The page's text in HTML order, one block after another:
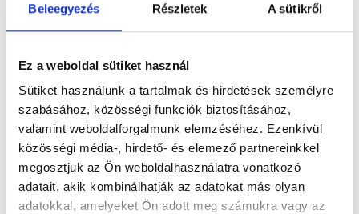
Beleegyezés Részletek A sütikről
Ez a weboldal sütiket használ
Sütiket használunk a tartalmak és hirdetések személyre
szabásához, közösségi funkciók biztosításához,
valamint weboldalforgalmunk elemzéséhez. Ezenkívül
közösségi média-, hirdető- és elemező partnereinkkel
megosztjuk az Ön weboldalhasználatra vonatkozó
adatait, akik kombinálhatják az adatokat más olyan
adatokkal, amelyeket Ön adott meg számukra vagy az
SALZBURG
492.900
Ft
tól
Kő nélküli
sárga és